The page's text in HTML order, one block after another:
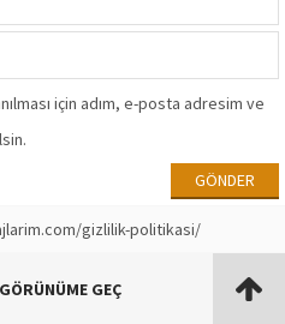
için adım, e-posta adresim ve
gizlilik-politikasi/
GEÇ